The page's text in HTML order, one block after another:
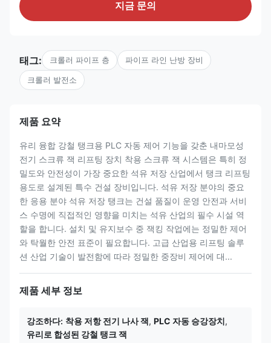
지금 문의
태그: 크롤러 파이프 층 파이프 라인 난방 장비
크롤러 발전소
제품 요약
유리 융합 강철 탱크용 PLC 자동 제어 기능을 갖춘 내마모성
전기 스크류 잭 리프팅 장치 착용 스크류 잭 시스템은 특히 정
밀도와 안전성이 가장 중요한 석유 저장 산업에서 탱크 리프팅
용도로 설계된 특수 건설 장비입니다. 석유 저장 분야의 중요
한 응용 분야 석유 저장 탱크는 건설 품질이 운영 안전과 서비
스 수명에 직접적인 영향을 미치는 석유 산업의 필수 시설 역
할을 합니다. 설치 및 유지보수 중 잭킹 작업에는 정밀한 제어
와 탁월한 안전 표준이 필요합니다. 고급 산업용 리프팅 솔루
션 산업 기술이 발전함에 따라 정밀한 중장비 제어에 대...
제품 세부 정보
강조하다: 착용 저항 전기 나사 잭, PLC 자동 승강장치,
유리로 합성된 강철 탱크 잭